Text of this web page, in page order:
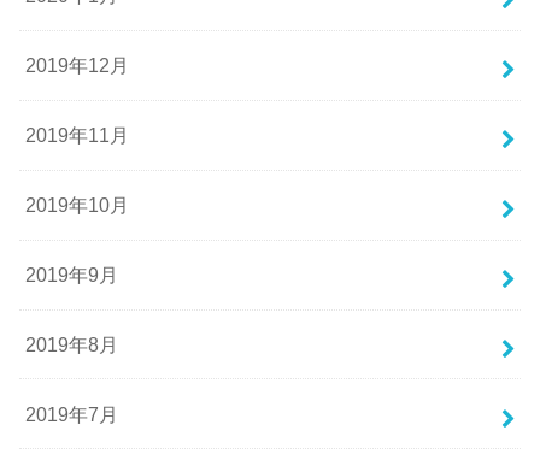
2019年12月
2019年11月
2019年10月
2019年9月
2019年8月
2019年7月